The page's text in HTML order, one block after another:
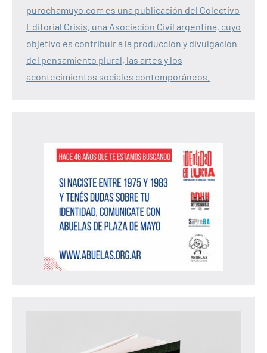
purochamuyo.com es una publicación del Colectivo
Editorial Crisis, una Asociación Civil argentina, cuyo
objetivo es contribuir a la producción y divulgación
del pensamiento plural, las artes y los
acontecimientos sociales contemporáneos.